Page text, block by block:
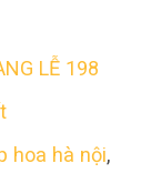
LỄ 198
hoa hà nội,